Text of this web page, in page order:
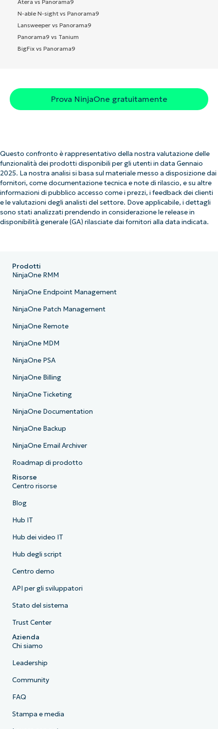
Atera vs Panorama9
N-able N-sight vs Panorama9
Lansweeper vs Panorama9
Panorama9 vs Tanium
BigFix vs Panorama9
Prova NinjaOne gratuitamente
Questo confronto è rappresentativo della nostra valutazione delle
funzionalità dei prodotti disponibili per gli utenti in data Gennaio
2025. La nostra analisi si basa sul materiale messo a disposizione dai
fornitori, come documentazione tecnica e note di rilascio, e su altre
informazioni di pubblico accesso come i prezzi, i feedback dei clienti
e le valutazioni degli analisti del settore. Dove applicabile, i dettagli
sono stati analizzati prendendo in considerazione le release in
disponibilità generale (GA) rilasciate dai fornitori alla data indicata.
Prodotti
NinjaOne RMM
NinjaOne Endpoint Management
NinjaOne Patch Management
NinjaOne Remote
NinjaOne MDM
NinjaOne PSA
NinjaOne Billing
NinjaOne Ticketing
NinjaOne Documentation
NinjaOne Backup
NinjaOne Email Archiver
Roadmap di prodotto
Risorse
Centro risorse
Blog
Hub IT
Hub dei video IT
Hub degli script
Centro demo
API per gli sviluppatori
Stato del sistema
Trust Center
Azienda
Chi siamo
Leadership
Community
FAQ
Stampa e media